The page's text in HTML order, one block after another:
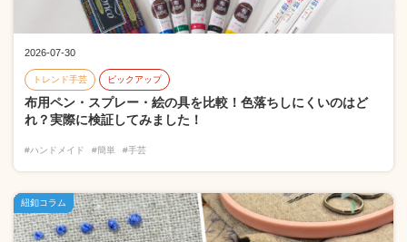
2026-07-30
トレンド手芸 ピックアップ
布用ペン・スプレー・絵の具を比較！色落ちしにくいのはど
れ？実際に検証してみました！
#ハンドメイド #簡単 #手芸
紐釦コラム